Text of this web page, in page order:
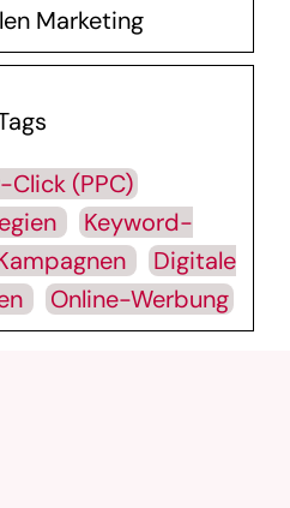
Marketing
Click (PPC)
Keyword-
Digitale
Online-Werbung